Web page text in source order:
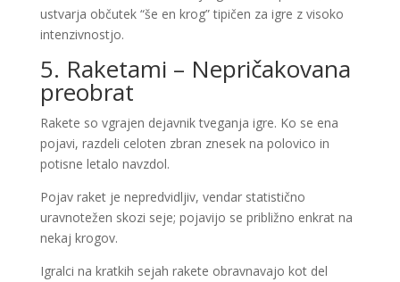
ustvarja občutek “še en krog” tipičen za igre z visoko
intenzivnostjo.
5. Raketami – Nepričakovana
preobrat
Rakete so vgrajen dejavnik tveganja igre. Ko se ena
pojavi, razdeli celoten zbran znesek na polovico in
potisne letalo navzdol.
Pojav raket je nepredvidljiv, vendar statistično
uravnotežen skozi seje; pojavijo se približno enkrat na
nekaj krogov.
Igralci na kratkih sejah rakete obravnavajo kot del